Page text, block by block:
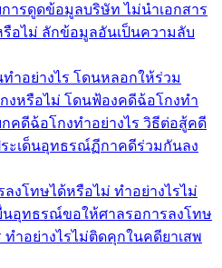
ารดูดข้อมูลบริษัท ไม่นำเอกสาร
อไม่ ลักข้อมูลอันเป็นความลับ
ำอย่างไร โดนหลอกให้ร่วม
งหรือไม่ โดนฟ้องคดีฉ้อโกงทำ
กคดีฉ้อโกงทำอย่างไร วิธีต่อสู้คดี
ะเด็นอุทธรณ์ฏีกาคดีร่วมกันลง
งโทษได้หรือไม่ ทำอย่างไรไม่
นอุทธรณ์ขอให้ศาลรอการลงโทษ
ทำอย่างไรไม่ติดคุกในคดียาเสพ